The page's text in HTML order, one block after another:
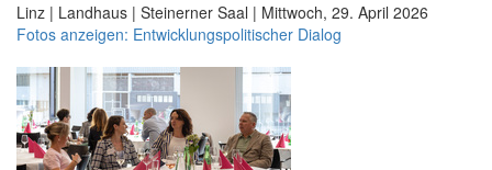
Linz | Landhaus | Steinerner Saal | Mittwoch, 29. April 2026
Fotos anzeigen: Entwicklungspolitischer Dialog